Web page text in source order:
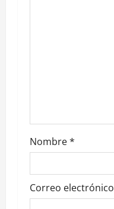
a
s
Nombre*
Correo electrónico